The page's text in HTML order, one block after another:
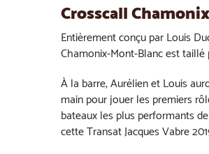
Crosscall
Entièrement conçu par Louis
Chamonix-Mont-Blanc est taillé
À la barre, Aurélien et Louis
main pour jouer les premiers
bateaux les plus performants
cette Transat Jacques Vabre